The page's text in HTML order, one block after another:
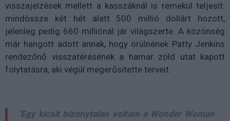
visszajelzések mellett a kasszáknál is remekül teljesít:
mindössze két hét alatt 500 millió dollárt hozott,
jelenleg pedig 660 milliónál jár világszerte. A közönség
már hangott adott annak, hogy örülnének Patty Jenkins
rendezőnő visszatérésének a hamar zöld utat kapott
folytatásra, aki végül megerősítette terveit.
"Egy kicsit bizonytalan voltam a Wonder Woman